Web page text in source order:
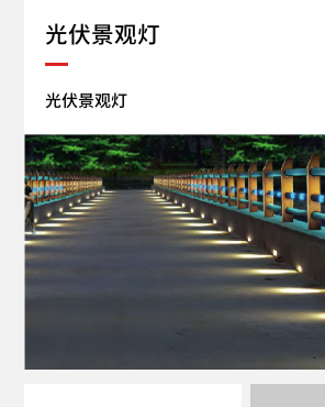
光伏景观灯
光伏景观灯